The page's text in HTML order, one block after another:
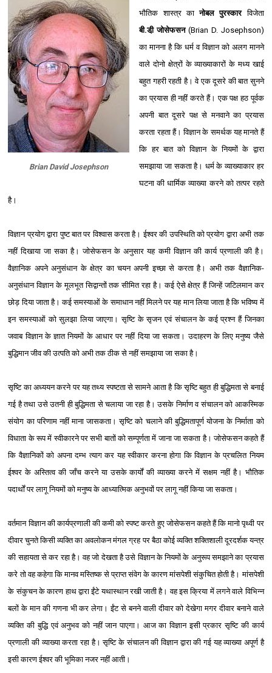
Brian David Josephson
भौतिक शास्त्र कानोबल पुरस्कारविजेता
बी.डी़ जोसेफसन(Brian D. Josephson)
का मानना है कि धर्म व विज्ञान को अलग मानने
वाले दोनो क्षेत्रों के व्याख्याकारों के मध्य खाई
बहुत गहरी रहती है। वे एक दूसरे की बात सुनने
का प्रयास ही नहीं करते हैं। एक पक्ष हठ पूर्वक
अपनी बात दूसरे पक्ष से मनवाने का प्रयास
करता रहता हैं। विज्ञान के समर्थक यह मानते हैं
कि हर बात को विज्ञान के नियमों के द्वारा
समझाया जा सकता है। धर्म के व्याख्याकार हर
घटना की धार्मिक व्याख्या करने को तत्पर रहते
है।
विज्ञान प्रयोग द्वारा पुष्ट बात पर विश्‍वास करता है। ईश्‍वर की उपस्थिति को प्रयोग द्वारा अभी तक
नहीं दिखाया जा सका है। जोसेफसन के अनुसार यह कमी विज्ञान की कार्य प्रणाली की है।
वैज्ञानिक अपने अनुसंधान के क्षेत्र का चयन अपनी इच्छा से करता है। अभी तक वैज्ञानिक-
अनुसंधान विज्ञान के मूलभूत सिद्वान्तों तक सीमित रहा है। कई ऐसे क्षेत्र हैं जिन्हें जटिलमान कर
छोड़ दिया जाता है। कई समस्याओं के समाधान नहीं मिलने पर यह मान लिया जाता है कि भविष्य में
इन समस्याओं को सुलझा लिया जाएगा। सृष्टि के सृजन एवं संचालन के कई प्रश्‍न हैं जिनका
जवाब विज्ञान के ज्ञात नियमों के आधार पर नहीं दिया जा सकता। उदाहरण के लिए मनुष्य जैसे
बुद्धिमान जीव की उत्पति को अभी तक ठीक से नहीं समझाया जा सका है।
सृष्टि का अध्ययन करने पर यह तथ्य स्पष्टता से सामने आता है कि सृष्टि बहुत ही बुद्धिमता से बनाई
गई है तथा उसे उतनी ही बुद्धिमता से चलाया जा रहा है। उसके निर्माण व संचालन को आकस्मिक
संयोग का परिणाम नहीं माना जासकता। सृष्टि को चलाने की बुद्धिमतापूर्ण योजना के निर्माता को
विधाता के रूप में स्वीकारने पर सभी बातों को सम्पूर्णता में जाना जा सकता है। जोसेफसन कहते हैं
कि वैज्ञानिकों को अपना दम्भ त्याग कर यह स्वीकार करना होगा कि विज्ञान के प्रचलित नियम
ईश्‍वर के अस्तित्व की जाँच करने या उसके कार्यों की व्याख्या करने में सक्षम नहीं है। भौतिक
पदार्थों पर लागू नियमों को मनुष्य के आध्यात्मिक अनुभवों पर लागू नहीं किया जा सकता।
वर्तमान विज्ञान की कार्यप्रणाली की कमी को स्पष्ट करते हुए जोसेफसन कहते हैं कि मानो पृथ्वी पर
दीवार चुनते किसी व्यक्ति का अवलोकन मंगल ग्रह पर बैठा कोई व्यक्ति शक्तिशाली दूरदर्शक यन्त्र
की सहायता से कर रहा है। वह जो देखता है उसे विज्ञान के नियमों के अनुरूप समझाने का प्रयास
करे तो वह कहेगा कि मानव मस्तिष्क से प्राप्त संवेग के कारण मांसपेशी संकुचित होती है। मांसपेशी
के संकुचन के कारण हाथ द्वारा ईंटे यथास्थान रखी जाती है। वह इस क्रिया में लगने वाले विभिन्न
बलों के मान की गणना भी कर लेगा। ईंट से बनने वाली दीवार को देखेगा मगर दीवार बनाने वाले
व्यक्ति की बुद्धि एवं अनुभव को नहीं जान पाएगा। आज का विज्ञान इसी प्रकार सृष्टि की कार्य
प्रणाली की व्याख्या करता रहा है। सृष्टि के संचालन की विज्ञान द्वारा की गई यह व्याख्या अपूर्ण है
इसी कारण ईश्‍वर की भूमिका नजर नहीं आती।